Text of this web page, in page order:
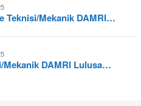
Teknisi/Mekanik DAMRI…
Mekanik DAMRI Lulusa…